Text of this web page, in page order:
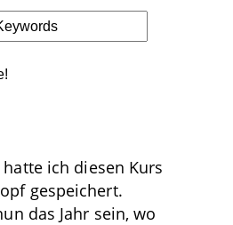
ich diesen Kurs
gespeichert.
das Jahr sein, wo